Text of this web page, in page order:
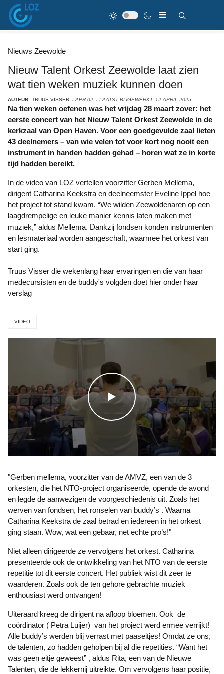
Nieuws Zeewolde
Nieuw Talent Orkest Zeewolde laat zien
wat tien weken muziek kunnen doen
AUTEUR: TRUUS VISSER APR 02 LAATST BIJGEWERKT: 12 APRIL 2025
Na tien weken oefenen was het vrijdag 28 maart zover: het
eerste concert van het Nieuw Talent Orkest Zeewolde in de
kerkzaal van Open Haven. Voor een goedgevulde zaal lieten
43 deelnemers – van wie velen tot voor kort nog nooit een
instrument in handen hadden gehad – horen wat ze in korte
tijd hadden bereikt.
In de video van LOZ vertellen voorzitter Gerben Mellema,
dirigent Catharina Keekstra en deelneemster Eveline Ippel hoe
het project tot stand kwam. “We wilden Zeewoldenaren op een
laagdrempelige en leuke manier kennis laten maken met
muziek,” aldus Mellema. Dankzij fondsen konden instrumenten
en lesmateriaal worden aangeschaft, waarmee het orkest van
start ging.
Truus Visser die wekenlang haar ervaringen en die van haar
medecursisten en de buddy's volgden doet hier onder haar
verslag
VIDEO
WATCH THE VIDEO
"Gerben mellema, voorzitter van de AMVZ, een van de 3
orkesten, die het NTO-project organiseerde, opende de avond
en legde de aanwezigen de voorgeschiedenis uit. Zoals het
werven van fondsen, het ronselen van buddy’s . Waarna
Catharina Keekstra de zaal betrad en iedereen in het orkest
ging staan. Wow, wat een gebaar, net echte pro’s!"
Niet alleen dirigeerde ze vervolgens het orkest. Catharina
presenteerde ook de ontwikkeling van het NTO van de eerste
repetitie tot dit eerste concert. Het publiek wist dit zeer te
waarderen. Zoals ook de ten gehore gebrachte muziek
enthousiast werd ontvangen!
Uiteraard kreeg de dirigent na afloop bloemen. Ook de
coördinator ( Petra Luijer) van het project werd ermee verrijkt!
Alle buddy’s werden blij verrast met paaseitjes! Omdat ze ons,
de talenten, zo hadden geholpen bij al die repetities. “Want het
was geen eitje geweest” , aldus Rita, een van de Nieuwe
Talenten, die de lekkernij uitreikte. Om vervolgens haar positie,